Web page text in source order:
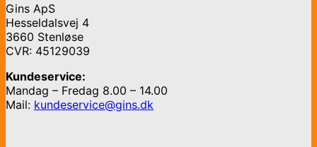
Gins ApS
Hesseldalsvej 4
3660 Stenløse
CVR: 45129039
Kundeservice:
Mandag – Fredag 8.00 – 14.00
Mail: kundeservice@gins.dk